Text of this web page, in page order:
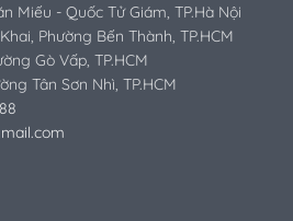
Miếu - Quốc Tử Giám, TP.Hà Nội
Phường Bến Thành, TP.HCM
Gò Vấp, TP.HCM
Tân Sơn Nhì, TP.HCM